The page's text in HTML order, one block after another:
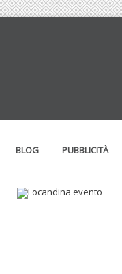
BLOG PUBBLICITÀ